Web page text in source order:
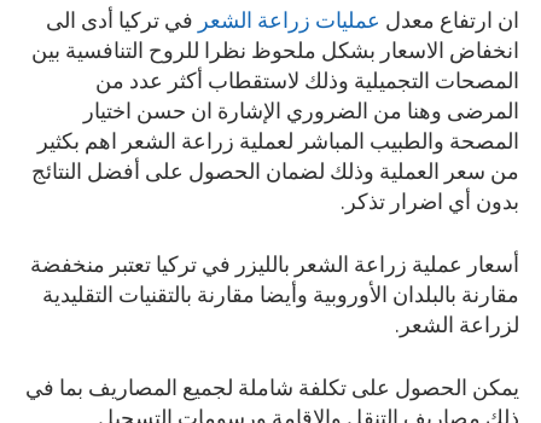
ان ارتفاع معدل عمليات زراعة الشعر في تركيا أدى الى
انخفاض الاسعار بشكل ملحوظ نظرا للروح التنافسية بين
المصحات التجميلية وذلك لاستقطاب أكثر عدد من
المرضى وهنا من الضروري الإشارة ان حسن اختيار
المصحة والطبيب المباشر لعملية زراعة الشعر اهم بكثير
من سعر العملية وذلك لضمان الحصول على أفضل النتائج
بدون أي اضرار تذكر.
أسعار عملية زراعة الشعر بالليزر في تركيا تعتبر منخفضة
مقارنة بالبلدان الأوروبية وأيضا مقارنة بالتقنيات التقليدية
لزراعة الشعر.
يمكن الحصول على تكلفة شاملة لجميع المصاريف بما في